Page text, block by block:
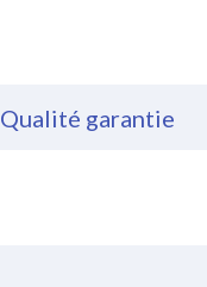
Qualité garantie